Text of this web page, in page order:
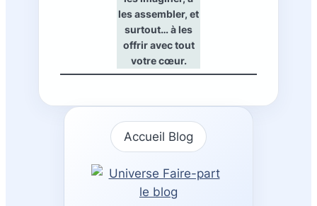
les assembler, et
surtout… à les
offrir avec tout
votre cœur.
Accueil Blog